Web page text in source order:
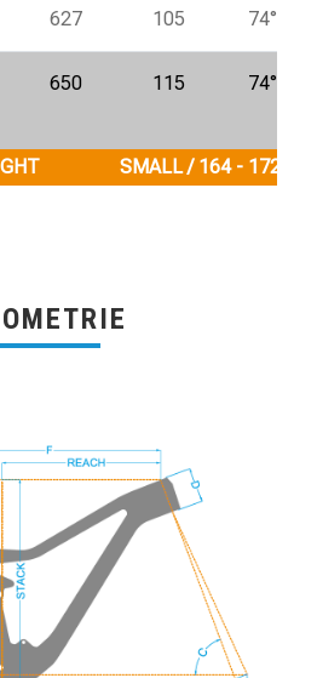
627 105 74°
650 115 74°
SMALL / 164 - 172 cm